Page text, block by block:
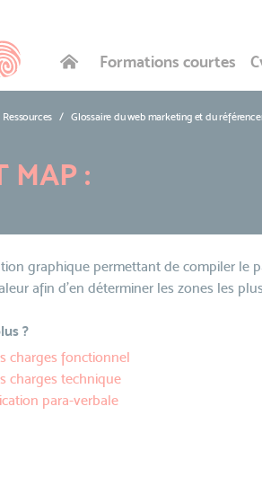
Formations courtes
Ressources Glossaire du web marketing et du
MAP :
graphique permettant de compiler le
afin d'en déterminer les zones les
?
charges fonctionnel
charges technique
para-verbale